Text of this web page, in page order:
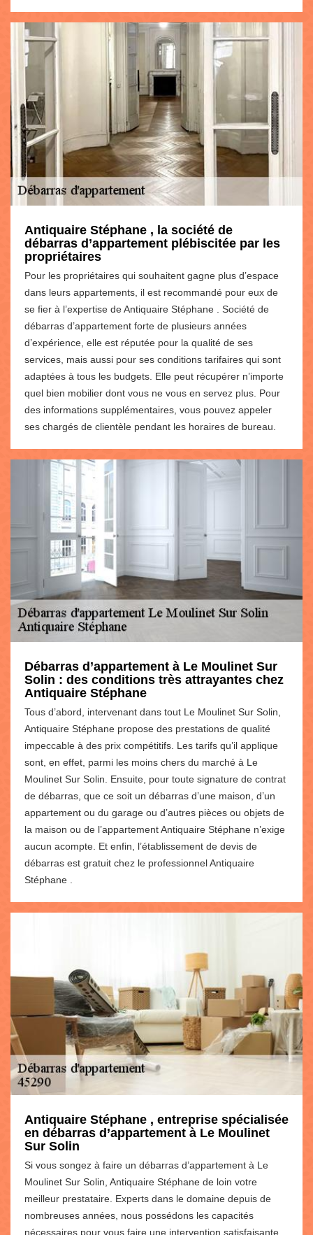
Antiquaire Stéphane , la société de
débarras d’appartement plébiscitée par les
propriétaires
Pour les propriétaires qui souhaitent gagne plus d’espace
dans leurs appartements, il est recommandé pour eux de
se fier à l’expertise de Antiquaire Stéphane . Société de
débarras d’appartement forte de plusieurs années
d’expérience, elle est réputée pour la qualité de ses
services, mais aussi pour ses conditions tarifaires qui sont
adaptées à tous les budgets. Elle peut récupérer n’importe
quel bien mobilier dont vous ne vous en servez plus. Pour
des informations supplémentaires, vous pouvez appeler
ses chargés de clientèle pendant les horaires de bureau.
Débarras d’appartement à Le Moulinet Sur
Solin : des conditions très attrayantes chez
Antiquaire Stéphane
Tous d’abord, intervenant dans tout Le Moulinet Sur Solin,
Antiquaire Stéphane propose des prestations de qualité
impeccable à des prix compétitifs. Les tarifs qu’il applique
sont, en effet, parmi les moins chers du marché à Le
Moulinet Sur Solin. Ensuite, pour toute signature de contrat
de débarras, que ce soit un débarras d’une maison, d’un
appartement ou du garage ou d’autres pièces ou objets de
la maison ou de l’appartement Antiquaire Stéphane n’exige
aucun acompte. Et enfin, l’établissement de devis de
débarras est gratuit chez le professionnel Antiquaire
Stéphane .
Antiquaire Stéphane , entreprise spécialisée
en débarras d’appartement à Le Moulinet
Sur Solin
Si vous songez à faire un débarras d’appartement à Le
Moulinet Sur Solin, Antiquaire Stéphane de loin votre
meilleur prestataire. Experts dans le domaine depuis de
nombreuses années, nous possédons les capacités
nécessaires pour vous faire une intervention satisfaisante.